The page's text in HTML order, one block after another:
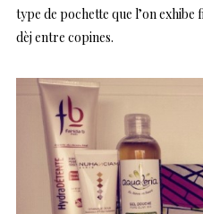
type de pochette que l’on
dèj entre copines.